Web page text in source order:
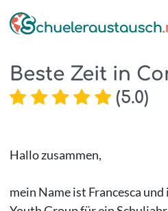
Beste Zeit in
(5.0)
Hallo zusammen,
mein Name ist Francesca